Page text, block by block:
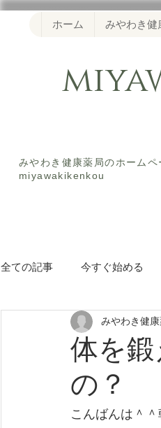
ホーム みやわき健
みやわき健康薬局のホーム
miyawakikenkou
全ての記事 今すぐ始める
アトピー性皮
更年期障害
体を
の？
みやわき
こんばんは＾